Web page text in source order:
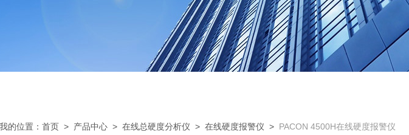
我的位置： 首页 > 产品中心 > 在线总硬度分析仪 > 在线硬度报警仪 > PACON 4500H在线硬度报警仪